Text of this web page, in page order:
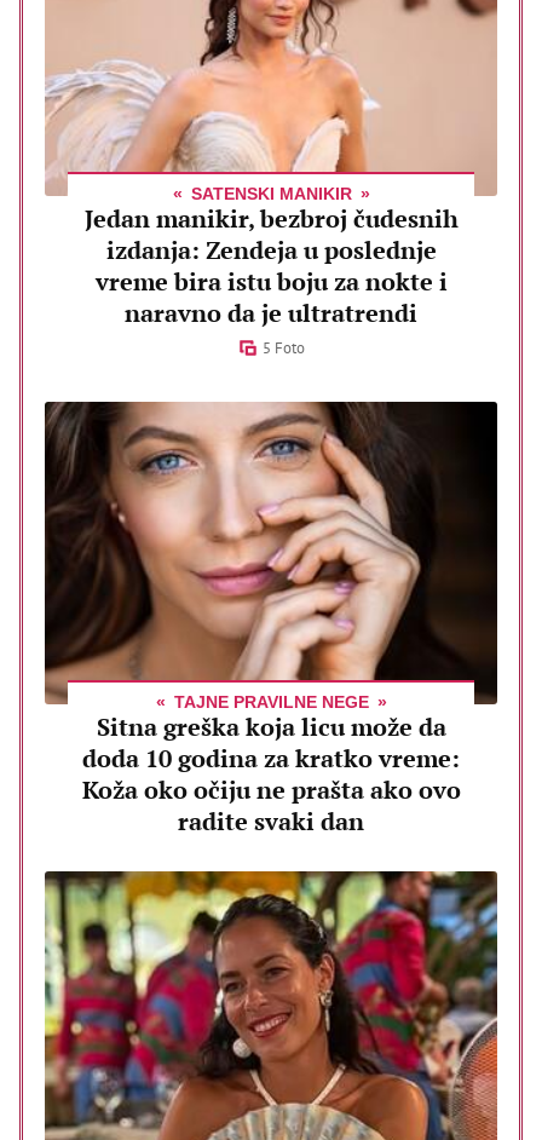
SATENSKI MANIKIR
Jedan manikir, bezbroj čudesnih
izdanja: Zendeja u poslednje
vreme bira istu boju za nokte i
naravno da je ultratrendi
5 Foto
TAJNE PRAVILNE NEGE
Sitna greška koja licu može da
doda 10 godina za kratko vreme:
Koža oko očiju ne prašta ako ovo
radite svaki dan